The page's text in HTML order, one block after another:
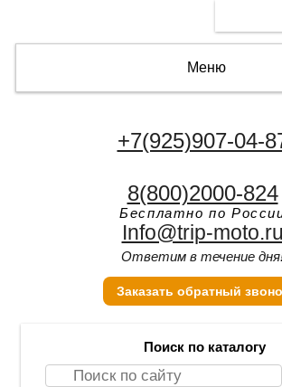
Меню
+7(925)907-04-
8(800)2000-824
Бесплатно по
Info@trip-moto.ru
Ответим в течение
Заказать обратный
Поиск по каталогу